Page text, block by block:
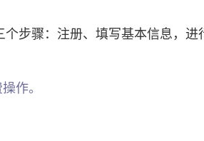
步骤：注册、填写基本信息，进
作。